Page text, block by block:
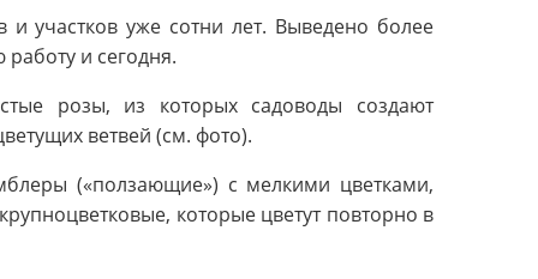
участков уже сотни лет. Выведено более
и сегодня.
розы, из которых садоводы создают
ветвей (см. фото).
(«ползающие») с мелкими цветками,
которые цветут повторно в